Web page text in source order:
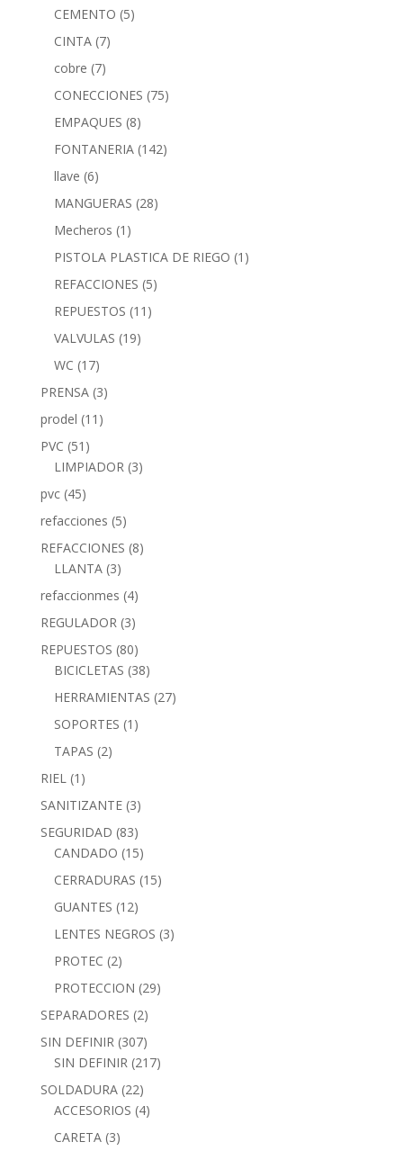
CEMENTO (5)
CINTA (7)
cobre (7)
CONECCIONES (75)
EMPAQUES (8)
FONTANERIA (142)
llave (6)
MANGUERAS (28)
Mecheros (1)
PISTOLA PLASTICA DE RIEGO (1)
REFACCIONES (5)
REPUESTOS (11)
VALVULAS (19)
WC (17)
PRENSA (3)
prodel (11)
PVC (51)
LIMPIADOR (3)
pvc (45)
refacciones (5)
REFACCIONES (8)
LLANTA (3)
refaccionmes (4)
REGULADOR (3)
REPUESTOS (80)
BICICLETAS (38)
HERRAMIENTAS (27)
SOPORTES (1)
TAPAS (2)
RIEL (1)
SANITIZANTE (3)
SEGURIDAD (83)
CANDADO (15)
CERRADURAS (15)
GUANTES (12)
LENTES NEGROS (3)
PROTEC (2)
PROTECCION (29)
SEPARADORES (2)
SIN DEFINIR (307)
SIN DEFINIR (217)
SOLDADURA (22)
ACCESORIOS (4)
CARETA (3)